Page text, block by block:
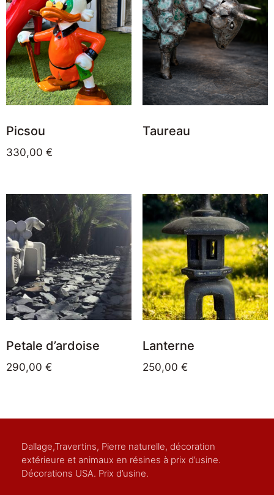
Picsou
330,00 €
Taureau
Petale d’ardoise
290,00 €
Lanterne
250,00 €
Dallage,Travertins, Pierre naturelle, décoration
extérieure et animaux en résines à prix d’usine.
Décorations USA. Prix d’usine.